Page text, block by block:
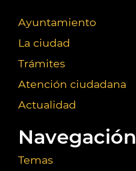
Ayuntamiento
La ciudad
Trámites
Atención ciudadana
Actualidad
Temas